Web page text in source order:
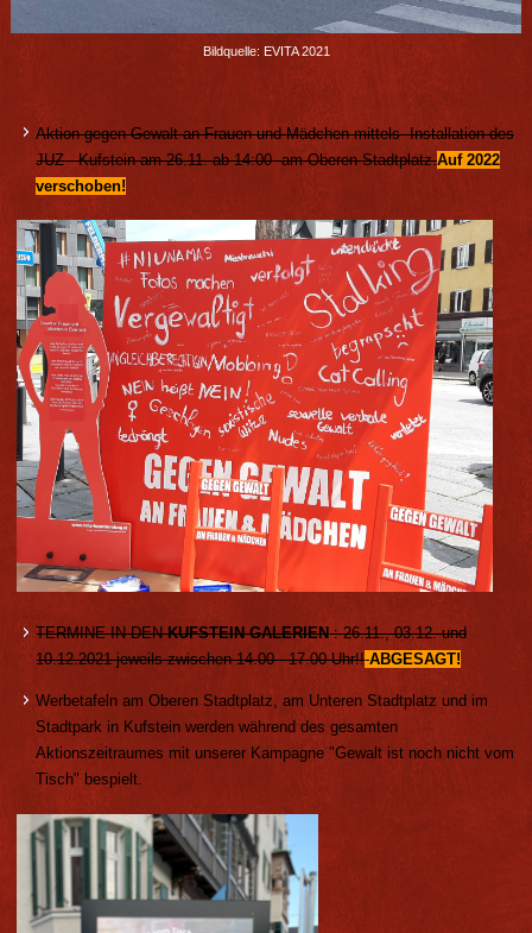
Bildquelle: EVITA 2021
Aktion gegen Gewalt an Frauen und Mädchen mittels Installation des
JUZ - Kufstein am 26.11. ab 14:00 am Oberen Stadtplatz.Auf 2022
verschoben!
TERMINE IN DENKUFSTEIN GALERIEN: 26.11., 03.12. und
10.12.2021 jeweils zwischen 14.00 - 17.00 Uhr!! ABGESAGT!
Werbetafeln am Oberen Stadtplatz, am Unteren Stadtplatz und im
Stadtpark in Kufstein werden während des gesamten
Aktionszeitraumes mit unserer Kampagne "Gewalt ist noch nicht vom
Tisch" bespielt.